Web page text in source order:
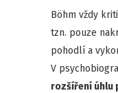
Böhm vždy
tzn. pouze
pohodlí a
V
rozšíření úhlu